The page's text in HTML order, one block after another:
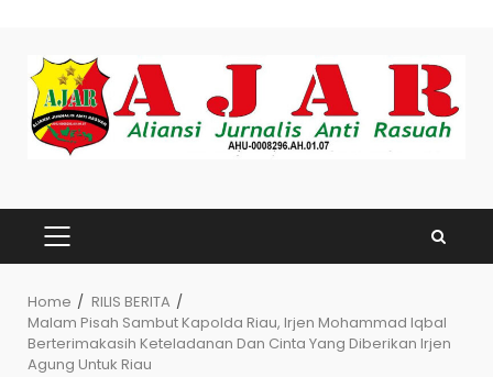
content
PRIMARY
MENU
Home
RILIS BERITA
Malam Pisah Sambut Kapolda Riau, Irjen Mohammad Iqbal
Berterimakasih Keteladanan Dan Cinta Yang Diberikan Irjen
Agung Untuk Riau